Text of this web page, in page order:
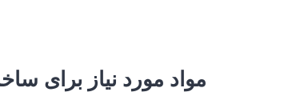
مواد مورد نیاز برای